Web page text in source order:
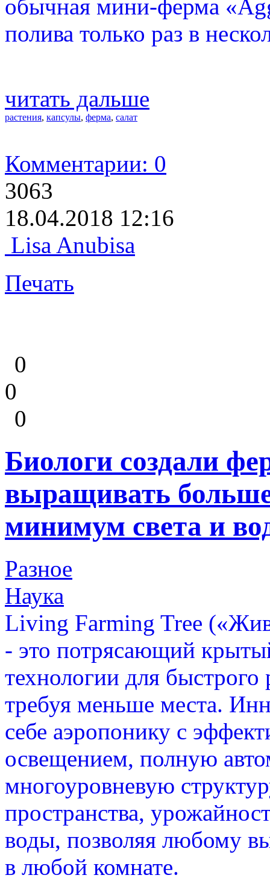
обычная мини-ферма
полива только раз в
читать дальше
растения, капсулы, ферма, салат
Комментарии: 0
3063
18.04.2018 12:16
Lisa Anubisa
Печать
0
0
0
Биологи создали
выращивать
минимум света и
Разное
Наука
Living Farming Tree
- это потрясающий
технологии для
требуя меньше места.
себе аэропонику с
освещением, полную
многоуровневую
пространства,
воды, позволяя любому
в любой комнате.